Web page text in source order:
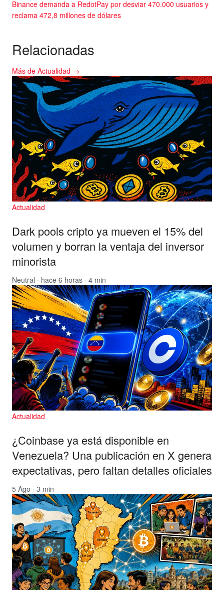
Binance demanda a RedotPay por desviar 470.000 usuarios y
reclama 472,8 millones de dólares
Relacionadas
Más de Actualidad →
Actualidad
Dark pools cripto ya mueven el 15% del
volumen y borran la ventaja del inversor
minorista
Neutral · hace 6 horas · 4 min
Actualidad
¿Coinbase ya está disponible en
Venezuela? Una publicación en X genera
expectativas, pero faltan detalles oficiales
5 Ago · 3 min